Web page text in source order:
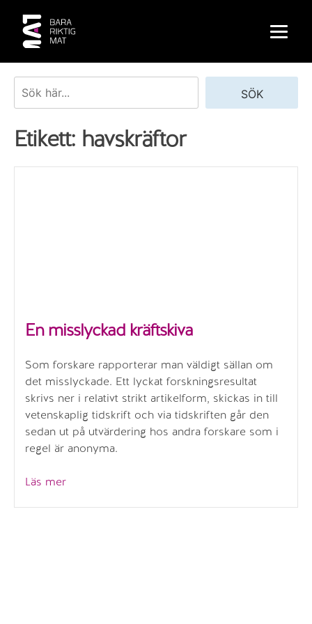
content
SÖK
Etikett: havskräftor
En misslyckad kräftskiva
Som forskare rapporterar man väldigt sällan om
det misslyckade. Ett lyckat forskningsresultat
skrivs ner i relativt strikt artikelform, skickas in till
vetenskaplig tidskrift och via tidskriften går den
sedan ut på utvärdering hos andra forskare som i
regel är anonyma.
Läs mer”En